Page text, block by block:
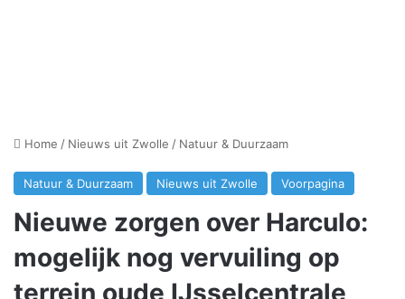
Home / Nieuws uit Zwolle / Natuur & Duurzaam
Natuur & Duurzaam Nieuws uit Zwolle Voorpagina
Nieuwe zorgen over Harculo:
mogelijk nog vervuiling op
terrein oude IJsselcentrale